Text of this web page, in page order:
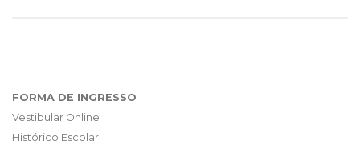
FORMA DE INGRESSO
Vestibular Online
Histórico Escolar